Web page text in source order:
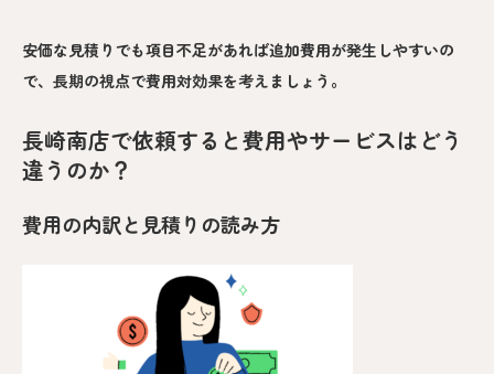
安価な見積りでも項目不足があれば追加費用が発生しやすいの
で、長期の視点で費用対効果を考えましょう。
長崎南店で依頼すると費用やサービスはどう
違うのか？
費用の内訳と見積りの読み方